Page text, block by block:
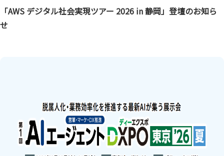
「AWS デジタル社会実現ツアー 2026 in 静岡」登壇のお知ら
せ